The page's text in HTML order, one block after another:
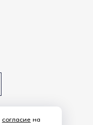
согласие на